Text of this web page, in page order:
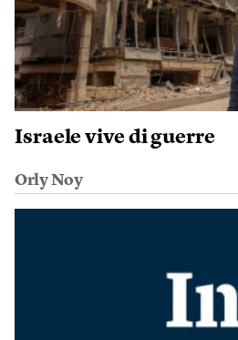
Israele vive di guerre
Orly Noy